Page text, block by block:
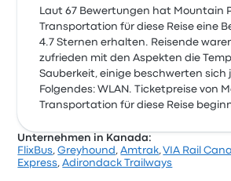
Laut 67 Bewertungen hat Mountain
Transportation für diese Reise eine
4.7 Sternen erhalten. Reisende
zufrieden mit den Aspekten die
Sauberkeit, einige beschwerten sich
Folgendes: WLAN. Ticketpreise von
Transportation für diese Reise
Unternehmen in Kanada:
FlixBus,Greyhound ,Amtrak,VIA Rail
Express,Adirondack Trailways